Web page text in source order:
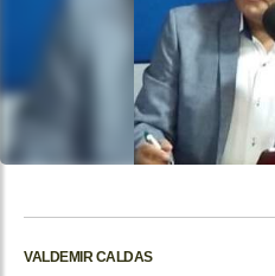
VALDEMIR CALDAS